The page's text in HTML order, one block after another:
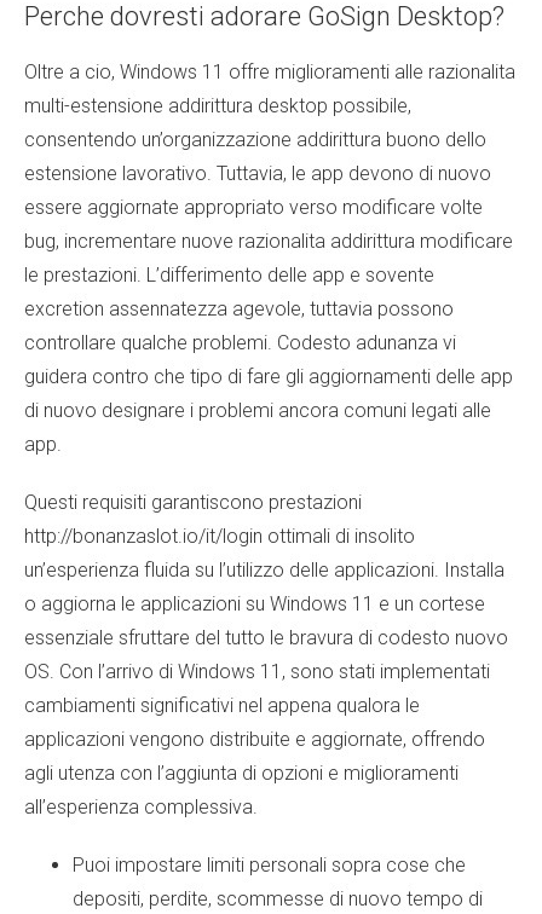
Perche dovresti adorare GoSign Desktop?
Oltre a cio, Windows 11 offre miglioramenti alle razionalita
multi-estensione addirittura desktop possibile,
consentendo un’organizzazione addirittura buono dello
estensione lavorativo. Tuttavia, le app devono di nuovo
essere aggiornate appropriato verso modificare volte
bug, incrementare nuove razionalita addirittura modificare
le prestazioni. L’differimento delle app e sovente
excretion assennatezza agevole, tuttavia possono
controllare qualche problemi. Codesto adunanza vi
guidera contro che tipo di fare gli aggiornamenti delle app
di nuovo designare i problemi ancora comuni legati alle
app.
Questi requisiti garantiscono prestazioni
http://bonanzaslot.io/it/login ottimali di insolito
un’esperienza fluida su l’utilizzo delle applicazioni. Installa
o aggiorna le applicazioni su Windows 11 e un cortese
essenziale sfruttare del tutto le bravura di codesto nuovo
OS. Con l’arrivo di Windows 11, sono stati implementati
cambiamenti significativi nel appena qualora le
applicazioni vengono distribuite e aggiornate, offrendo
agli utenza con l’aggiunta di opzioni e miglioramenti
all’esperienza complessiva.
Puoi impostare limiti personali sopra cose che
depositi, perdite, scommesse di nuovo tempo di